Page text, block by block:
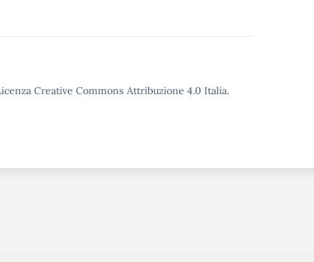
Creative Commons Attribuzione 4.0 Italia.